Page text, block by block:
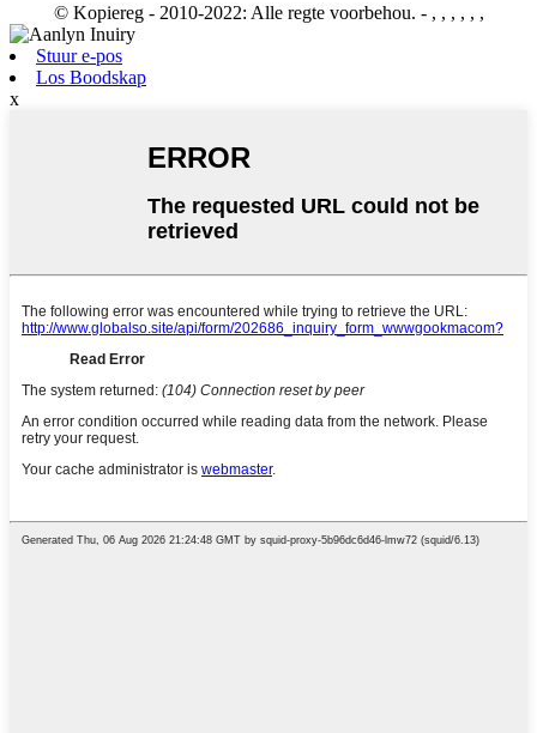
© Kopiereg - 2010-2022: Alle regte voorbehou. - , , , , , ,
Stuur e-pos
Los Boodskap
x